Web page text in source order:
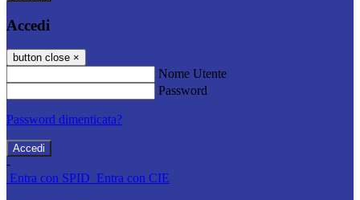
Accedi
button close ×
Nome Utente
Password
Password dimenticata?
-
Entra con SPID Entra con CIE